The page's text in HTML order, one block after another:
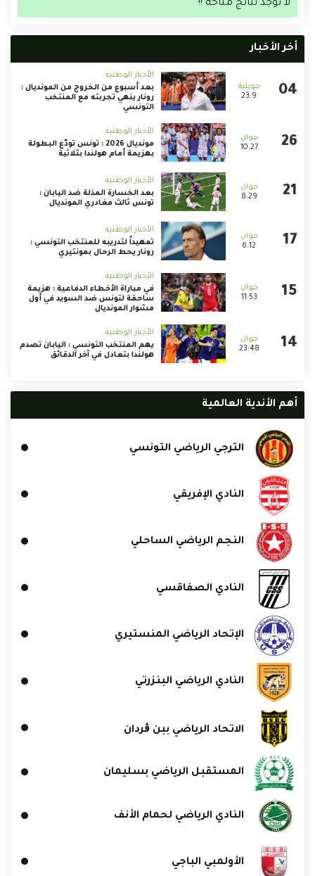
لا توجد نتائج متاحة !!
أخر الأخبار
23:9
الأخبار الوطنية
بعد أسبوع من الخروج من المونديال :
رونار ينهي تجربته مع المنتخب
التونسي
10:27
الأخبار الوطنية
مونديال 2026 : تونس تودّع البطولة
بهزيمة أمام هولندا بثلاثية
8:29
الأخبار الوطنية
بعد الخسارة المذلة ضد اليابان :
تونس ثالث مغادري المونديال
6:12
الأخبار الوطنية
تمهيداً لتدريبه للمنتخب التونسي :
رونار يحط الرحال بمونتيري
11:53
الأخبار الوطنية
في مباراة الأخطاء الدفاعية : هزيمة
ساحقة لتونس ضد السويد في أول
مشوار المونديال
23:48
الأخبار الوطنية
يهم المنتخب التونسي : اليابان تصدم
هولندا بتعادل في آخر الدقائق
أهم الأندية العالمية
الترجي الرياضي التونسي
النادي الإفريقي
النجم الرياضي الساحلي
النادي الصفاقسي
الإتحاد الرياضي المنستيري
النادي الرياضي البنزرتي
الاتحاد الرياضي ببن ڨردان
المستقبل الرياضي بسليمان
النادي الرياضي لحمام الأنف
الأولمبي الباجي